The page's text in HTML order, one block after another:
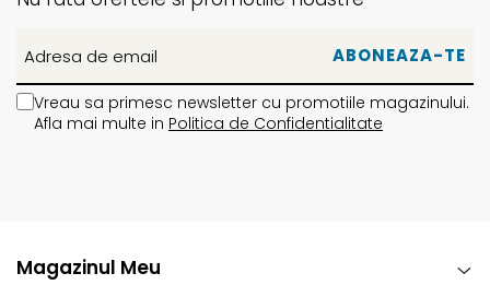
Nu se calca
Nu se curata chimic
Vreau sa primesc newsletter cu promotiile magazinului.
Afla mai multe in Politica de Confidentialitate
Magazinul Meu